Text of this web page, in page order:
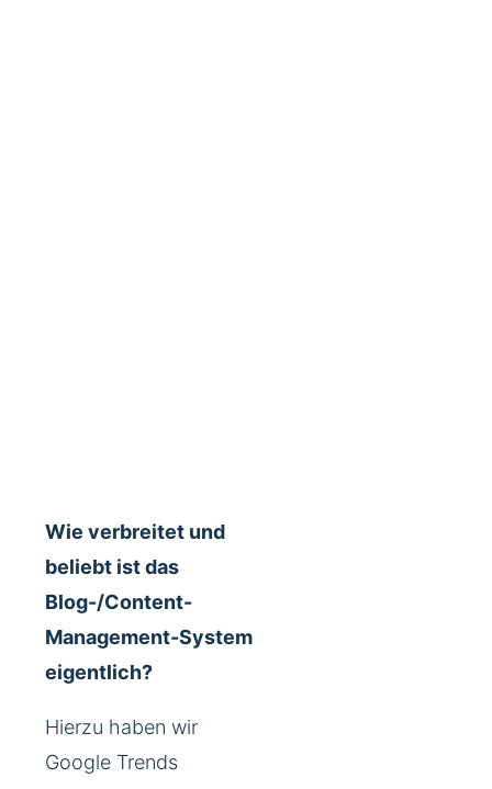
Wie verbreitet und
beliebt ist das
Blog-/Content-
Management-System
eigentlich?
Hierzu haben wir
Google Trends